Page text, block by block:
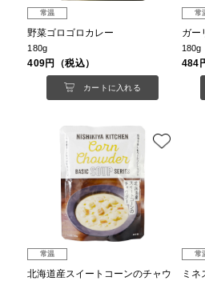
常温
野菜ゴロゴロカレー
180g
409円（税込）
カートに入れる
常
ガー
180g
484
常温
北海道産スイートコーンのチャウ
常
ミネ